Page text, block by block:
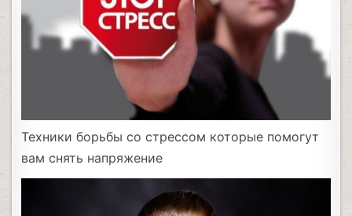
Техники борьбы со стрессом которые помогут
вам снять напряжение